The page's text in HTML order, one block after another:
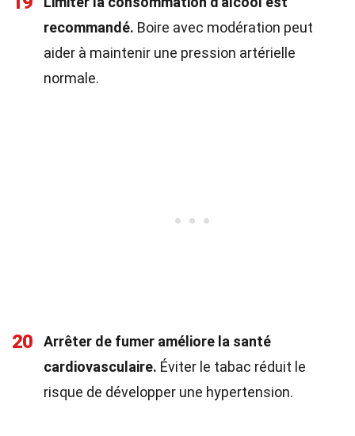
recommandé. Boire avec modération peut
aider à maintenir une pression artérielle
normale.
20
Arrêter de fumer améliore la santé
cardiovasculaire. Éviter le tabac réduit le
risque de développer une hypertension.